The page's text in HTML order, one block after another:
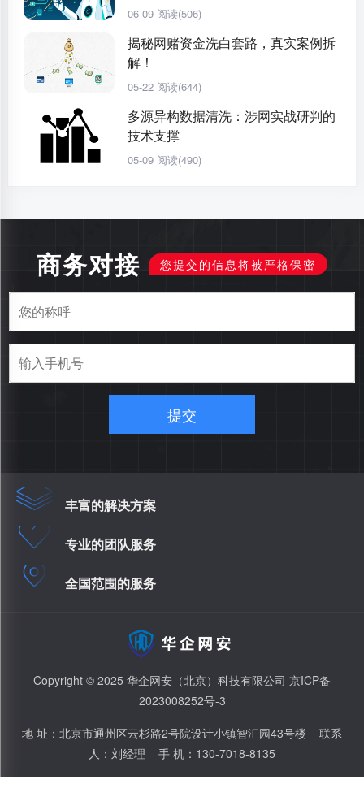
06-09 阅读(506)
揭秘网赌资金洗白套路，真实案例拆
解！
05-22 阅读(644)
多源异构数据清洗：涉网实战研判的
技术支撑
05-09 阅读(490)
商务对接 您提交的信息将被严格保密
提交
丰富的解决方案
专业的团队服务
全国范围的服务
Copyright © 2025 华企网安（北京）科技有限公司 京ICP备
2023008252号-3
地 址：北京市通州区云杉路2号院设计小镇智汇园43号楼 联系
人：刘经理 手 机：130-7018-8135